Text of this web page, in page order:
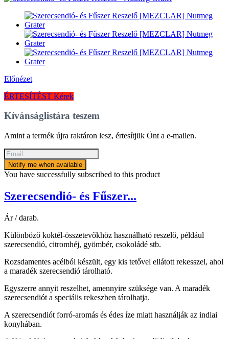
Előnézet
ÉRTESÍTÉST Kérek
Kívánságlistára teszem
Amint a termék újra raktáron lesz, értesítjük Önt a e-mailen.
Notify me when available
You have successfully subscribed to this product
Szerecsendió- és Fűszer...
Ár / darab.
Különböző koktél-összetevőkhöz használható reszelő, például
szerecsendió, citromhéj, gyömbér, csokoládé stb.
Rozsdamentes acélból készült, egy kis tetővel ellátott rekesszel, ahol
a maradék szerecsendió tárolható.
Egyszerre annyit reszelhet, amennyire szüksége van. A maradék
szerecsendiót a speciális rekeszben tárolhatja.
A szerecsendiót forró-aromás és édes íze miatt használják az indiai
konyhában.